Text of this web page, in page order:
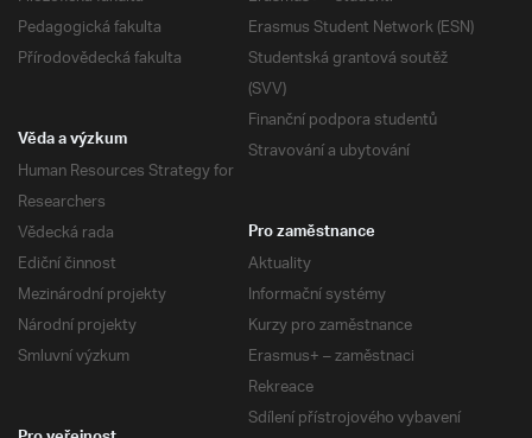
Pedagogická fakulta
Přírodovědecká fakulta
Erasmus Student Network (ESN)
Studentská grantová soutěž
(SVV)
Finanční podpora studentů
Stravování a ubytování
Věda a výzkum
Human Resources Strategy for
Researchers
Vědecká rada
Ediční činnost
Mezinárodní projekty
Národní projekty
Smluvní výzkum
Pro zaměstnance
Aktuality
Informační systémy
Kurzy pro zaměstnance
Erasmus+ – zaměstnaci
Rekreace
Sdílení přístrojového vybavení